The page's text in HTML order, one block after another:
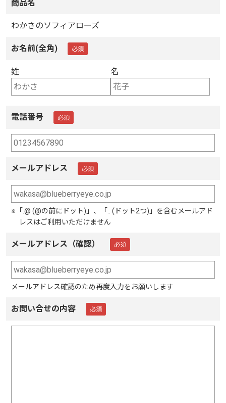
商品名
わかさのソフィアローズ
お名前(全角)
姓 名
電話番号
メールアドレス
※「.@ (@の前にドット)」、「.. (ドット2つ)」を含むメールアド
レスはご利用いただけません
メールアドレス（確認）
メールアドレス確認のため再度入力をお願いします
お問い合せの内容